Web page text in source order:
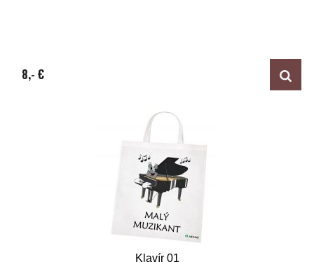
8,- €
Klavír 01